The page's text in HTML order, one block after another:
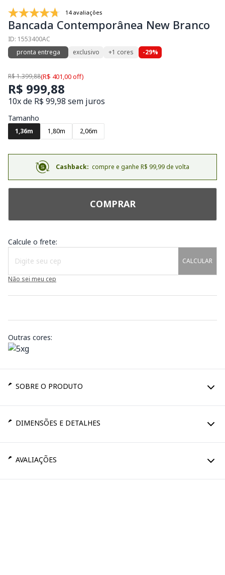
14 avaliações
Bancada Contemporânea New Branco
ID: 1553400AC
pronta entrega
exclusivo +1 cores -29%
R$ 1.399,88(R$ 401,00 off)
R$ 999,88
10x de R$ 99,98 sem juros
Tamanho
1,36m 1,80m 2,06m
Cashback: compre e ganhe R$ 99,99 de volta
COMPRAR
Calcule o frete:
CALCULAR
Não sei meu cep
Outras cores:
SOBRE O PRODUTO
DIMENSÕES E DETALHES
AVALIAÇÕES